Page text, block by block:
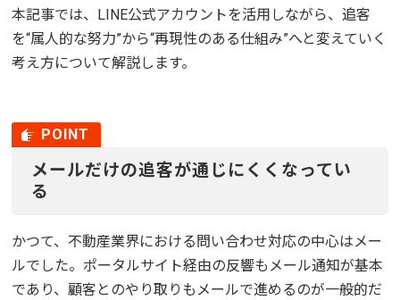
本記事では、LINE公式アカウントを活用しながら、追客
を“属人的な努力”から“再現性のある仕組み”へと変えていく
考え方について解説します。
メールだけの追客が通じにくくなってい
る
かつて、不動産業界における問い合わせ対応の中心はメー
ルでした。ポータルサイト経由の反響もメール通知が基本
であり、顧客とのやり取りもメールで進めるのが一般的だ